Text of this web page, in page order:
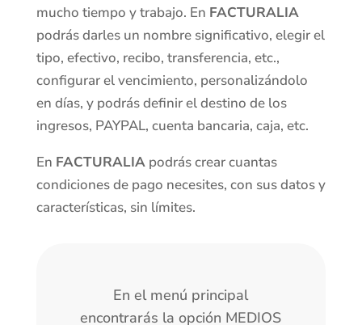
mucho tiempo y trabajo. En FACTURALIA
podrás darles un nombre significativo, elegir el
tipo, efectivo, recibo, transferencia, etc.,
configurar el vencimiento, personalizándolo
en días, y podrás definir el destino de los
ingresos, PAYPAL, cuenta bancaria, caja, etc.
En FACTURALIApodrás crear cuantas
condiciones de pago necesites, con sus datos y
características, sin límites.
En el menú principal
encontrarás la opción MEDIOS